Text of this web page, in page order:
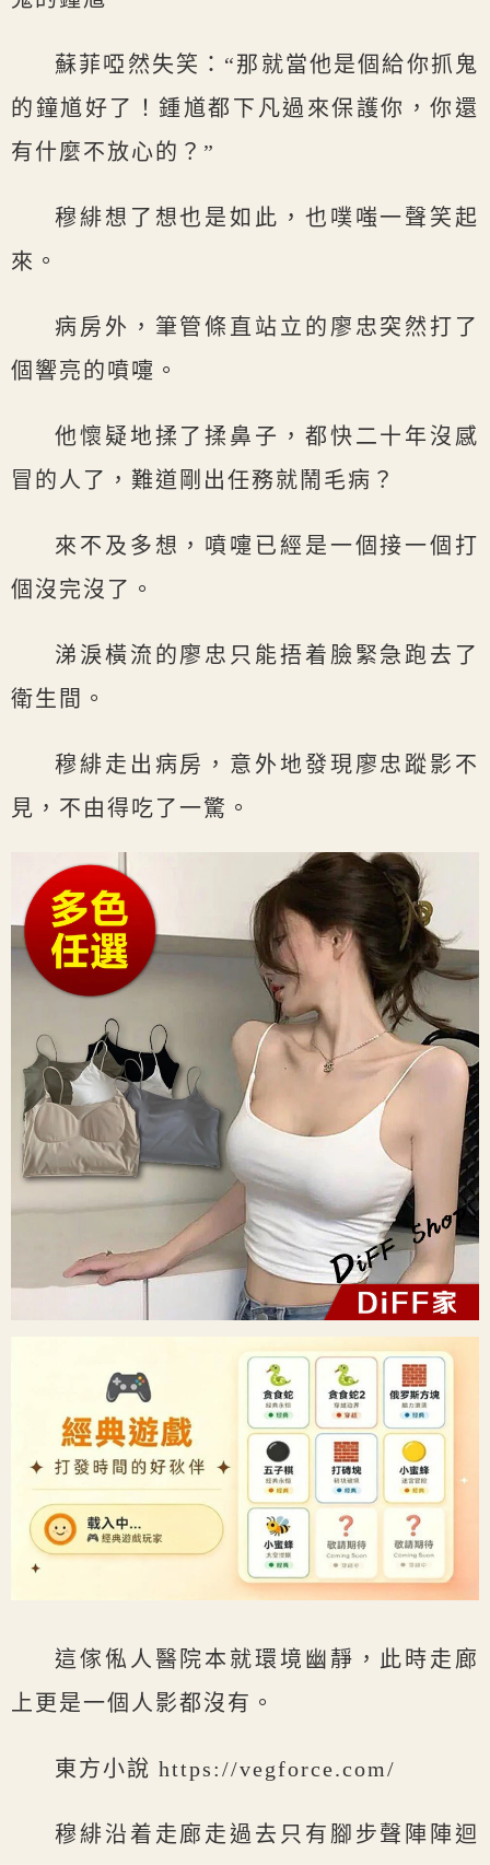
蘇菲啞然失笑：“那就當他是個給你抓鬼
的鐘馗好了！鍾馗都下凡過來保護你，你還
有什麼不放心的？”
穆緋想了想也是如此，也噗嗤一聲笑起
來。
病房外，筆管條直站立的廖忠突然打了
個響亮的噴嚏。
他懷疑地揉了揉鼻子，都快二十年沒感
冒的人了，難道剛出任務就鬧毛病？
來不及多想，噴嚏已經是一個接一個打
個沒完沒了。
涕淚橫流的廖忠只能捂着臉緊急跑去了
衛生間。
穆緋走出病房，意外地發現廖忠蹤影不
見，不由得吃了一驚。
這傢俬人醫院本就環境幽靜，此時走廊
上更是一個人影都沒有。
東方小說 https://vegforce.com/
穆緋沿着走廊走過去只有腳步聲陣陣迴